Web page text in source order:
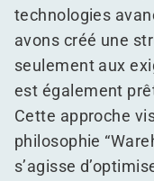
technologies
avons créé une
seulement aux
est également
Cette approche
philosophie “
s’agisse